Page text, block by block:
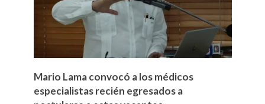
Mario Lama convocó a los médicos
especialistas recién egresados a